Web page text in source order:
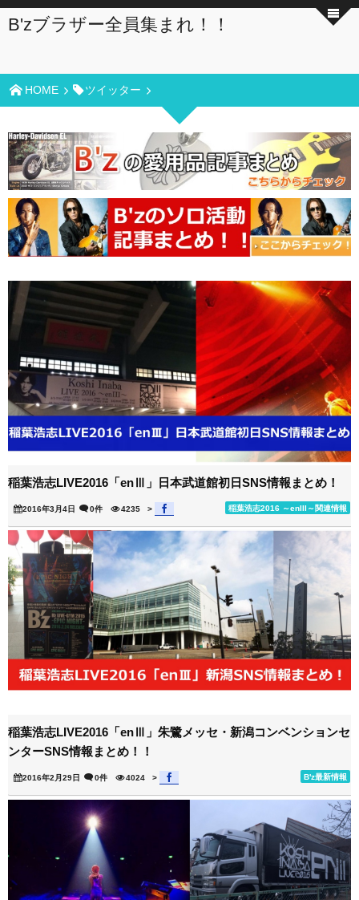
B'zブラザー全員集まれ！！
HOME ツイッター
稲葉浩志LIVE2016「enⅢ」日本武道館初日SNS情報まとめ！
2016年3月4日 稲葉浩志2016 ～enIII～関連情報
0件 4235 >
稲葉浩志LIVE2016「enⅢ」朱鷺メッセ・新潟コンベンションセ
ンターSNS情報まとめ！！
2016年2月29日 B'z最新情報
0件 4024 >